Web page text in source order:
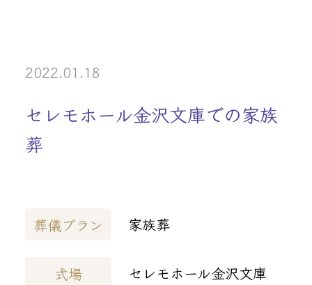
2022.01.18
セレモホール金沢文庫での家族
葬
葬儀プラン 家族葬
式場 セレモホール金沢文庫